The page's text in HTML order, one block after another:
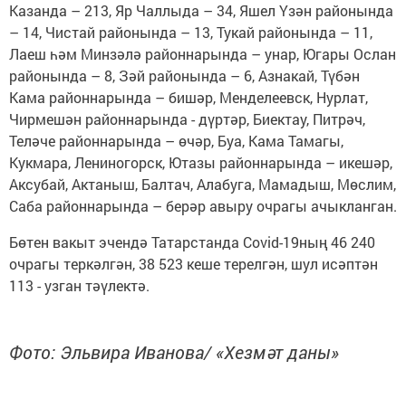
Казанда – 213, Яр Чаллыда – 34, Яшел Үзән районында
– 14, Чистай районында – 13, Тукай районында – 11,
Лаеш һәм Минзәлә районнарында – унар, Югары Ослан
районында – 8, Зәй районында – 6, Азнакай, Түбән
Кама районнарында – бишәр, Менделеевск, Нурлат,
Чирмешән районнарында - дүртәр, Биектау, Питрәч,
Теләче районнарында – өчәр, Буа, Кама Тамагы,
Кукмара, Лениногорск, Ютазы районнарында – икешәр,
Аксубай, Актаныш, Балтач, Алабуга, Мамадыш, Мөслим,
Саба районнарында – берәр авыру очрагы ачыкланган.
Бөтен вакыт эчендә Татарстанда Covid-19ның 46 240
очрагы теркәлгән, 38 523 кеше терелгән, шул исәптән
113 - узган тәүлектә.
Фото: Эльвира Иванова/ «Хезмәт даны»